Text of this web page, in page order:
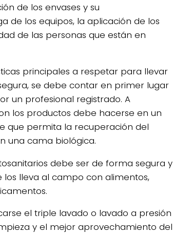
de los envases y su
de los equipos, la aplicación de los
de las personas que están en
principales a respetar para llevar
se debe contar en primer lugar
un profesional registrado. A
los productos debe hacerse en un
que permita la recuperación del
una cama biológica.
debe ser de forma segura y
lleva al campo con alimentos,
el triple lavado o lavado a presión
y el mejor aprovechamiento del